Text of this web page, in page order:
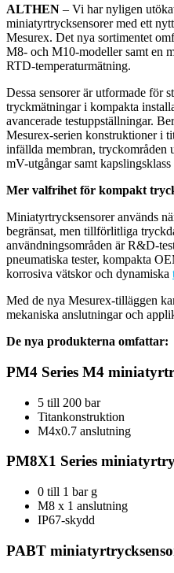
ALTHEN – Vi har nyligen
miniatyrtrycksensorer med ett
Mesurex. Det nya sortimentet
M8- och M10-modeller samt en
RTD-temperaturmätning.
Dessa sensorer är utformade för
tryckmätningar i kompakta
avancerade testuppställningar.
Mesurex-serien konstruktioner i
infällda membran, tryckområden
mV-utgångar samt
Mer valfrihet för kompakt
Miniatyrtrycksensorer används
begränsat, men tillförlitliga
användningsområden är R&D-
pneumatiska tester, kompakta
korrosiva vätskor och dynamiska
Med de nya Mesurex-tilläggen
mekaniska anslutningar och
De nya produkterna omfattar:
PM4 Series M4
5 till 200 bar
Titankonstruktion
M4x0.7 anslutning
PM8X1 Series
0 till 1 bar g
M8 x 1 anslutning
IP67-skydd
PABT